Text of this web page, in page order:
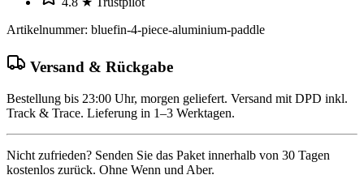
Artikelnummer: bluefin-4-piece-aluminium-paddle
Versand & Rückgabe
Bestellung bis 23:00 Uhr, morgen geliefert. Versand mit DPD inkl.
Track & Trace. Lieferung in 1–3 Werktagen.
Nicht zufrieden? Senden Sie das Paket innerhalb von 30 Tagen
kostenlos zurück. Ohne Wenn und Aber.